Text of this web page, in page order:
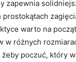
zapewnia
prostokątach
warto na
w różnych
żeby poczuć, który